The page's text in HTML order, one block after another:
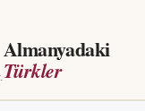
Almanyadaki
Türkler